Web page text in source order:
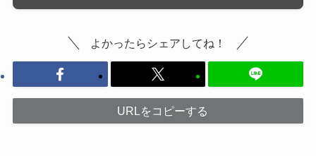
よかったらシェアしてね！
URLをコピーする